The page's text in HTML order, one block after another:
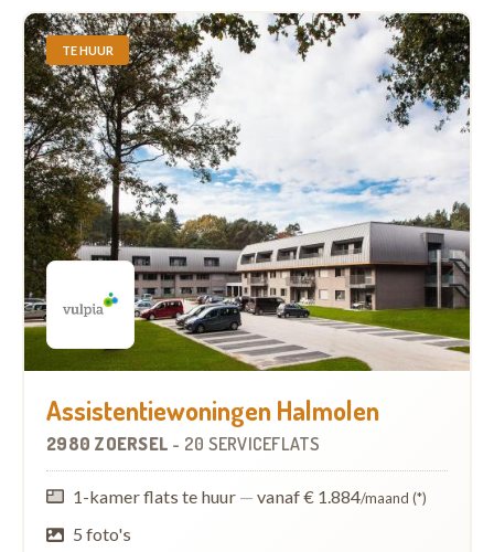
TE HUUR
Assistentiewoningen Halmolen
2980 ZOERSEL - 20 SERVICEFLATS
1-kamer flats te huur — vanaf € 1.884/maand (*)
5 foto's